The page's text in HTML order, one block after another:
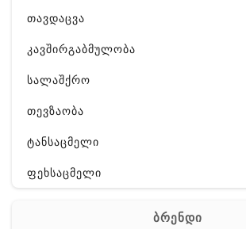
თავდაცვა
კავშირგაბმულობა
სალაშქრო
თევზაობა
ტანსაცმელი
ფეხსაცმელი
ბრენდი